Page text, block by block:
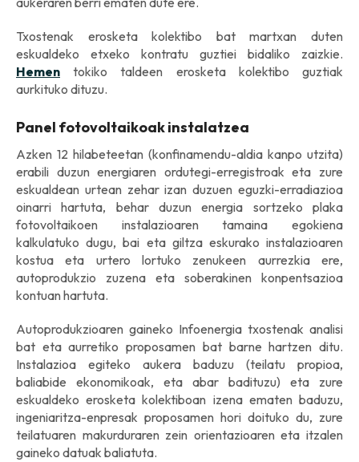
Txostenak erosketa kolektibo bat martxan duten
eskualdeko etxeko kontratu guztiei bidaliko zaizkie.
Hemen tokiko taldeen erosketa kolektibo guztiak
aurkituko dituzu.
Panel fotovoltaikoak instalatzea
Azken 12 hilabeteetan (konfinamendu-aldia kanpo utzita)
erabili duzun energiaren ordutegi-erregistroak eta zure
eskualdean urtean zehar izan duzuen eguzki-erradiazioa
oinarri hartuta, behar duzun energia sortzeko plaka
fotovoltaikoen instalazioaren tamaina egokiena
kalkulatuko dugu, bai eta giltza eskurako instalazioaren
kostua eta urtero lortuko zenukeen aurrezkia ere,
autoprodukzio zuzena eta soberakinen konpentsazioa
kontuan hartuta.
Autoprodukzioaren gaineko Infoenergia txostenak analisi
bat eta aurretiko proposamen bat barne hartzen ditu.
Instalazioa egiteko aukera baduzu (teilatu propioa,
baliabide ekonomikoak, eta abar badituzu) eta zure
eskualdeko erosketa kolektiboan izena ematen baduzu,
ingeniaritza-enpresak proposamen hori doituko du, zure
teilatuaren makurduraren zein orientazioaren eta itzalen
gaineko datuak baliatuta.